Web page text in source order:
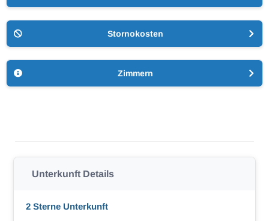
Stornokosten
Zimmern
Unterkunft Details
2 Sterne Unterkunft